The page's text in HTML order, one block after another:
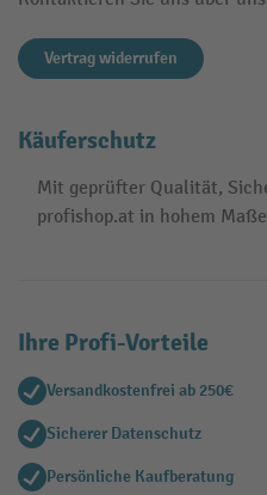
Vertrag widerrufen
Käuferschutz
Mit geprüfter Qualität,
profishop.at in hohem
Ihre Profi-Vorteile
Versandkostenfrei ab 250€
Sicherer Datenschutz
Persönliche Kaufberatung